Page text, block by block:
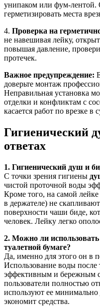
унипаком или фум-лентой.
герметизировать места
4. Проверка на
не навешивая лейку,
повышая давление,
протечек.
Важное предупреждение:
доверьте монтаж
Неправильная установка
отделки и конфликтам с
касается работ по врезке
Гигиенический
ответах
1. Гигиенический душ и
С точки зрения гигиены
чистой проточной воды
Кроме того, на самой
в держателе) не
поверхности чаши биде,
человек. Лейку легко
2. Можно ли
туалетной бумаге?
Да, именно для этого он в
Использование воды после
эффективным и бережным
пользователи полностью
используют ее
экономит средства.